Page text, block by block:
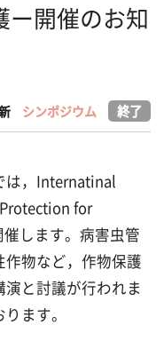
ー開催のお知
シンポジウム 終了
は，Internatinal
for
します。病害虫管
物など，作物保護
と討議が行われま
ます。